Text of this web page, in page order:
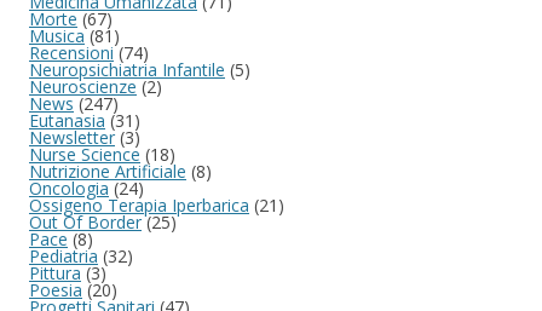
Morte(67)
Musica(81)
Recensioni(74)
Neuropsichiatria Infantile (5)
Neuroscienze(2)
News(247)
Eutanasia (31)
Newsletter (3)
Nurse Science (18)
Nutrizione Artificiale (8)
Oncologia(24)
Ossigeno Terapia Iperbarica (21)
Out Of Border(25)
Pace(8)
Pediatria (32)
Pittura(3)
Poesia (20)